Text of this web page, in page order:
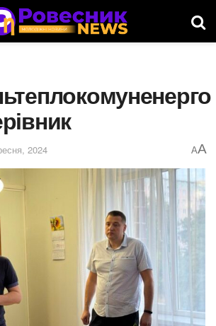
2024 AA